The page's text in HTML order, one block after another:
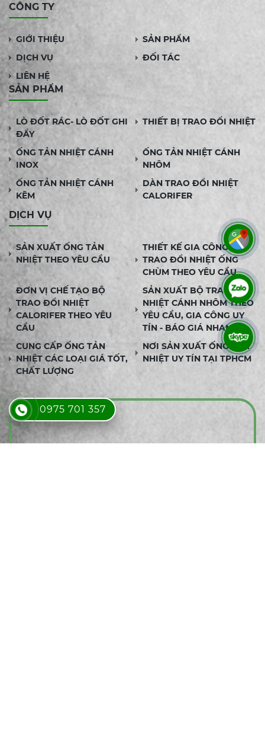
CÔNG TY
GIỚI THIỆU
SẢN PHẨM
DỊCH VỤ
ĐỐI TÁC
LIÊN HỆ
SẢN PHẨM
LÒ ĐỐT RÁC- LÒ ĐỐT GHI
ĐẨY
THIẾT BỊ TRAO ĐỔI NHIỆT
ỐNG TẢN NHIỆT CÁNH
INOX
ỐNG TẢN NHIỆT CÁNH
NHÔM
ỐNG TẢN NHIỆT CÁNH
KẼM
DÀN TRAO ĐỔI NHIỆT
CALORIFER
DỊCH VỤ
SẢN XUẤT ỐNG TẢN
NHIỆT THEO YÊU CẦU
THIẾT KẾ GIA CÔNG BỘ
TRAO ĐỔI NHIỆT ỐNG
CHÙM THEO YÊU CẦU
ĐƠN VỊ CHẾ TẠO BỘ
TRAO ĐỔI NHIỆT
CALORIFER THEO YÊU
CẦU
SẢN XUẤT BỘ TRAO ĐỔI
NHIỆT CÁNH NHÔM THEO
YÊU CẦU, GIA CÔNG UY
TÍN - BÁO GIÁ NHANH
CUNG CẤP ỐNG TẢN
NHIỆT CÁC LOẠI GIÁ TỐT,
CHẤT LƯỢNG
NƠI SẢN XUẤT ỐNG TẢN
NHIỆT UY TÍN TẠI TPHCM
0975 701 357